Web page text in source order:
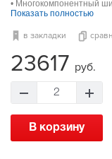
• Многокомпонентный
Показать полностью
в закладки
23617 руб.
2
В корзину